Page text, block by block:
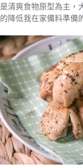
是清爽食物原型為主，
的降低我在家備料準備